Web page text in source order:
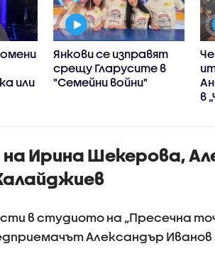
или
Янкови се изправят
срещу Гларусите в
"Семейни войни"
в
Ирина Шекерова,
в студиото на „Пресечна
Александър